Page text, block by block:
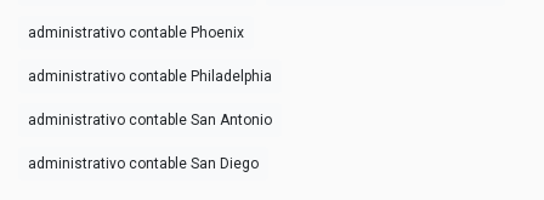
administrativo contable Phoenix
administrativo contable Philadelphia
administrativo contable San Antonio
administrativo contable San Diego